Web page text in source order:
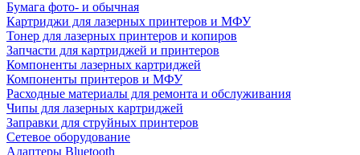
Бумага фото- и обычная
Картриджи для лазерных принтеров и МФУ
Тонер для лазерных принтеров и копиров
Запчасти для картриджей и принтеров
Компоненты лазерных картриджей
Компоненты принтеров и МФУ
Расходные материалы для ремонта и обслуживания
Чипы для лазерных картриджей
Заправки для струйных принтеров
Сетевое оборудование
Адаптеры Bluetooth